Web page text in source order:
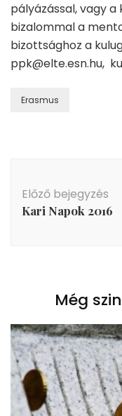
pályázással, vagy
bizalommal a
bizottsághoz a
ppk@elte.esn.hu,
Erasmus
navigáció
Előző bejegyzés
Kari Napok 2016
Még